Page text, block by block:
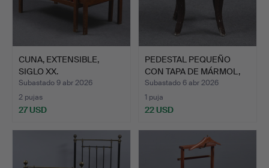
CUNA, EXTENSIBLE,
SIGLO XX.
Subastado 9 abr 2026
2 pujas
27 USD
PEDESTAL PEQUEÑO
CON TAPA DE MÁRMOL,
SIGLO…
Subastado 6 abr 2026
1 puja
22 USD